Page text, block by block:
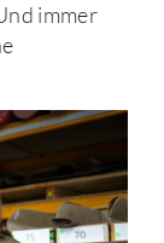
immer